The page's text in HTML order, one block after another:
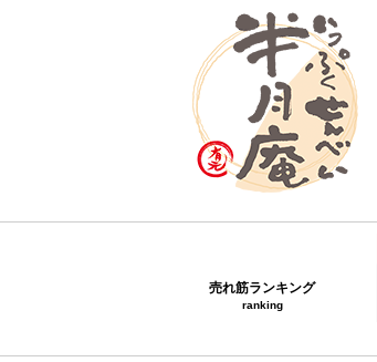
売れ筋ランキング
ranking